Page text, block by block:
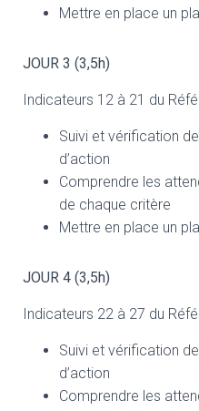
Mettre en place un
JOUR 3 (3,5h)
Indicateurs 12 à 21 du
Suivi et vérification
d’action
Comprendre les
de chaque critère
Mettre en place un
JOUR 4 (3,5h)
Indicateurs 22 à 27 du
Suivi et vérification
d’action
Comprendre les